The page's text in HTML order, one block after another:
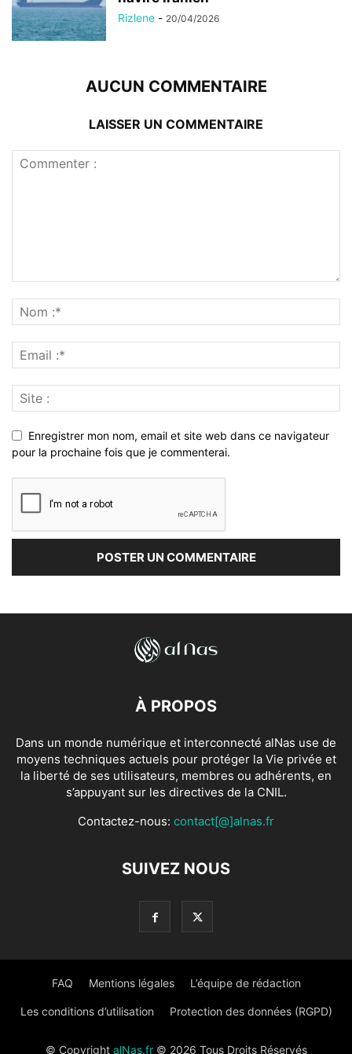
Rizlene - 20/04/2026
AUCUN COMMENTAIRE
LAISSER UN COMMENTAIRE
Enregistrer mon nom, email et site web dans ce navigateur
pour la prochaine fois que je commenterai.
À PROPOS
Dans un monde numérique et interconnecté alNas use de
moyens techniques actuels pour protéger la Vie privée et
la liberté de ses utilisateurs, membres ou adhérents, en
s’appuyant sur les directives de la CNIL.
Contactez-nous: contact[@]alnas.fr
SUIVEZ NOUS
FAQ Mentions légales L’équipe de rédaction
Les conditions d’utilisation Protection des données (RGPD)
© Copyright alNas.fr© 2026 Tous Droits Réservés